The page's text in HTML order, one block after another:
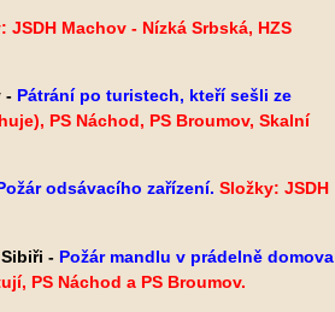
JSDH Machov - Nízká Srbská, HZS
- Pátrání po turistech, kteří sešli ze
PS Náchod, PS Broumov, Skalní
odsávacího zařízení. Složky: JSDH
- Požár mandlu v prádelně domova
PS Náchod a PS Broumov.